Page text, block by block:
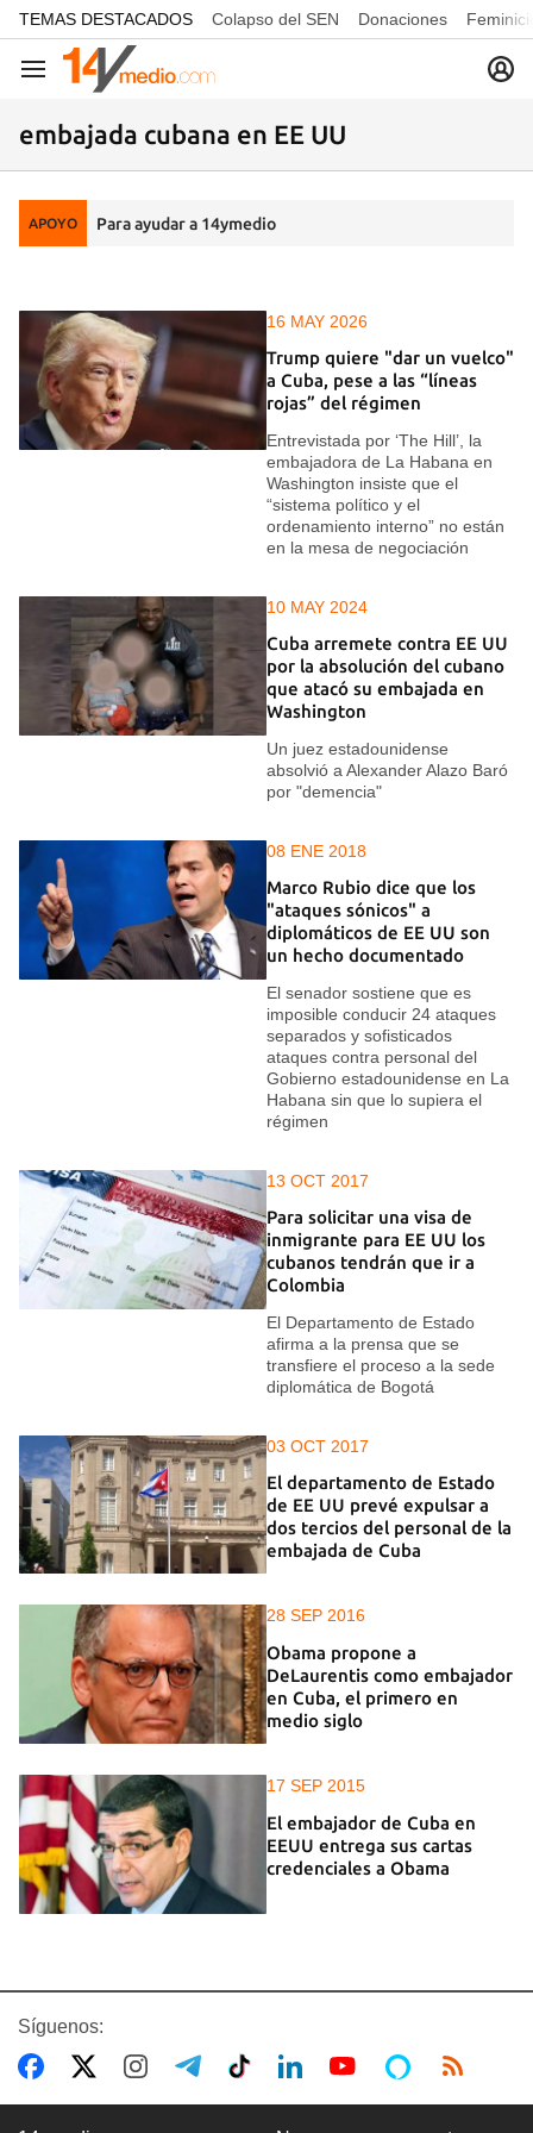
common.go-to-content
TEMAS DESTACADOS Colapso del SEN Donaciones
Navegación
embajada cubana en EE UU
APOYO Para ayudar a 14ymedio
16 MAY 2026
Trump quiere "dar un vuelco"
a Cuba, pese a las “líneas
rojas” del régimen
Entrevistada por ‘The Hill’, la
embajadora de La Habana en
Washington insiste que el
“sistema político y el
ordenamiento interno” no están
en la mesa de negociación
10 MAY 2024
Cuba arremete contra EE UU
por la absolución del cubano
que atacó su embajada en
Washington
Un juez estadounidense
absolvió a Alexander Alazo Baró
por "demencia"
08 ENE 2018
Marco Rubio dice que los
"ataques sónicos" a
diplomáticos de EE UU son
un hecho documentado
El senador sostiene que es
imposible conducir 24 ataques
separados y sofisticados
ataques contra personal del
Gobierno estadounidense en La
Habana sin que lo supiera el
régimen
13 OCT 2017
Para solicitar una visa de
inmigrante para EE UU los
cubanos tendrán que ir a
Colombia
El Departamento de Estado
afirma a la prensa que se
transfiere el proceso a la sede
diplomática de Bogotá
03 OCT 2017
El departamento de Estado
de EE UU prevé expulsar a
dos tercios del personal de la
embajada de Cuba
28 SEP 2016
Obama propone a
DeLaurentis como embajador
en Cuba, el primero en
medio siglo
17 SEP 2015
El embajador de Cuba en
EEUU entrega sus cartas
credenciales a Obama
Síguenos: